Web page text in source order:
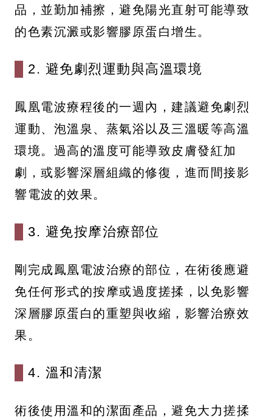
品，並勤加補擦，避免陽光直射可能導致
的色素沉澱或影響膠原蛋白增生。
2. 避免劇烈運動與高溫環境
鳳凰電波療程後的一週內，建議避免劇烈
運動、泡溫泉、蒸氣浴以及三溫暖等高溫
環境。過高的溫度可能導致皮膚發紅加
劇，或影響深層組織的修復，進而間接影
響電波的效果。
3. 避免按摩治療部位
剛完成鳳凰電波治療的部位，在術後應避
免任何形式的按摩或過度搓揉，以免影響
深層膠原蛋白的重塑與收縮，影響治療效
果。
4. 溫和清潔
術後使用溫和的潔面產品，避免大力搓揉